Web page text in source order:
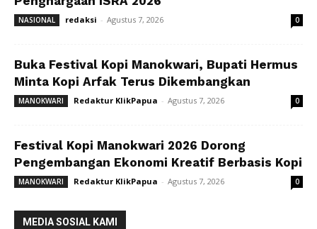
NASIONAL redaksi - Agustus 7, 2026 0
Buka Festival Kopi Manokwari, Bupati Hermus
Minta Kopi Arfak Terus Dikembangkan
MANOKWARI Redaktur KlikPapua - Agustus 7, 2026 0
Festival Kopi Manokwari 2026 Dorong
Pengembangan Ekonomi Kreatif Berbasis Kopi
MANOKWARI Redaktur KlikPapua - Agustus 7, 2026 0
MEDIA SOSIAL KAMI